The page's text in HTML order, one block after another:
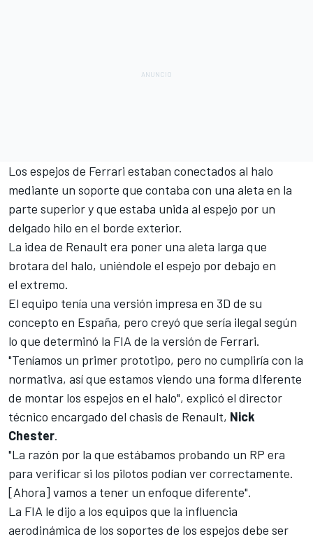
Los espejos de Ferrari estaban conectados al halo
mediante un soporte que contaba con una aleta en la
parte superior y que estaba unida al espejo por un
delgado hilo en el borde exterior.
La idea de Renault era poner una aleta larga que
brotara del halo, uniéndole el espejo por debajo en
el extremo.
El equipo tenía una versión impresa en 3D de su
concepto en España, pero creyó que sería ilegal según
lo que determinó la FIA de la versión de Ferrari.
"Teníamos un primer prototipo, pero no cumpliría con la
normativa, así que estamos viendo una forma diferente
de montar los espejos en el halo", explicó el director
técnico encargado del chasis de Renault, Nick
Chester.
"La razón por la que estábamos probando un RP era
para verificar si los pilotos podían ver correctamente.
[Ahora] vamos a tener un enfoque diferente".
La FIA le dijo a los equipos que la influencia
aerodinámica de los soportes de los espejos debe ser